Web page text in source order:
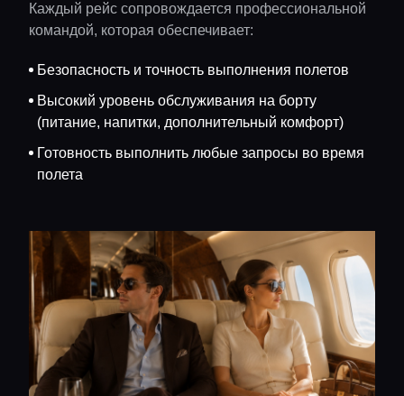
Каждый рейс сопровождается профессиональной
командой, которая обеспечивает:
Безопасность и точность выполнения полетов
Высокий уровень обслуживания на борту
(питание, напитки, дополнительный комфорт)
Готовность выполнить любые запросы во время
полета